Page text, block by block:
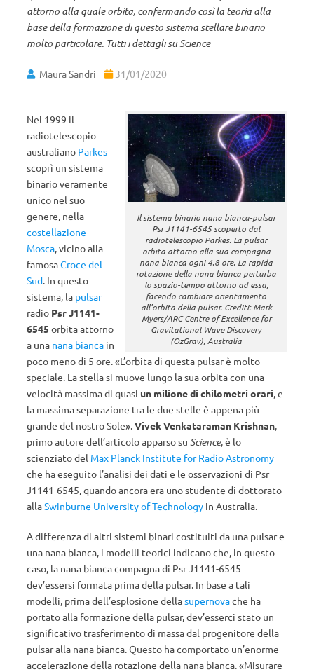
attorno alla quale orbita, confermando così la teoria alla
base della formazione di questo sistema stellare binario
molto particolare. Tutti i dettagli su Science
Maura Sandri 31/01/2020
Il sistema binario nana bianca-pulsar
Psr J1141-6545 scoperto dal
radiotelescopio Parkes. La pulsar
orbita attorno alla sua compagna
nana bianca ogni 4.8 ore. La rapida
rotazione della nana bianca perturba
lo spazio-tempo attorno ad essa,
facendo cambiare orientamento
all’orbita della pulsar. Crediti: Mark
Myers/ARC Centre of Excellence for
Gravitational Wave Discovery
(OzGrav), Australia
Nel 1999 il
radiotelescopio
australiano Parkes
scoprì un sistema
binario veramente
unico nel suo
genere, nella
costellazione
Mosca, vicino alla
famosaCroce del
Sud. In questo
sistema, la pulsar
radio Psr J1141-
6545 orbita attorno
a una nana bianca in
poco meno di 5 ore. «L’orbita di questa pulsar è molto
speciale. La stella si muove lungo la sua orbita con una
velocità massima di quasi un milione di chilometri orari, e
la massima separazione tra le due stelle è appena più
grande del nostro Sole».Vivek Venkataraman Krishnan,
primo autore dell’articolo apparso su Science, è lo
scienziato del Max Planck Institute for Radio Astronomy
che ha eseguito l’analisi dei dati e le osservazioni di Psr
J1141-6545, quando ancora era uno studente di dottorato
allaSwinburne University of Technology in Australia.
A differenza di altri sistemi binari costituiti da una pulsar e
una nana bianca, i modelli teorici indicano che, in questo
caso, la nana bianca compagna di Psr J1141-6545
dev’essersi formata prima della pulsar. In base a tali
modelli, prima dell’esplosione dellasupernovache ha
portato alla formazione della pulsar, dev’esserci stato un
significativo trasferimento di massa dal progenitore della
pulsar alla nana bianca. Questo ha comportato un’enorme
accelerazione della rotazione della nana bianca. «Misurare